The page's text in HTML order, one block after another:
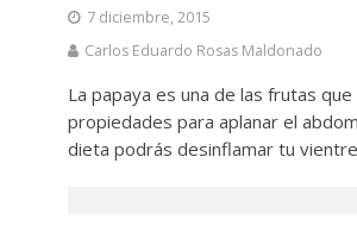
7 diciembre, 2015
Carlos Eduardo Rosas Maldonado
La papaya es una de las frutas
propiedades para aplanar el
dieta podrás desinflamar tu